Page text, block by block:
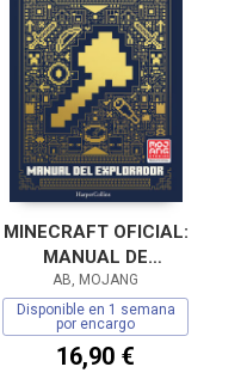
MINECRAFT OFICIAL:
MANUAL DE
EXPLORADOR
AB, MOJANG
Disponible en 1 semana
por encargo
16,90 €